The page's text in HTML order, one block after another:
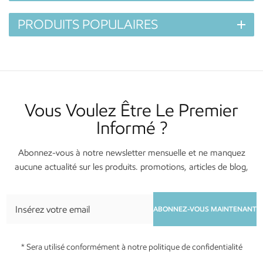
PRODUITS POPULAIRES
Vous Voulez Être Le Premier
Informé ?
Abonnez-vous à notre newsletter mensuelle et ne manquez
aucune actualité sur les produits. promotions, articles de blog,
ABONNEZ-VOUS MAINTENANT
* Sera utilisé conformément à notre politique de confidentialité